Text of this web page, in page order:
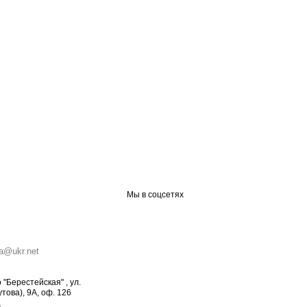
"Берестейская" , ул.
9А, оф. 126
Мы в соцсетях